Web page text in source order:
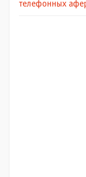
телефонных